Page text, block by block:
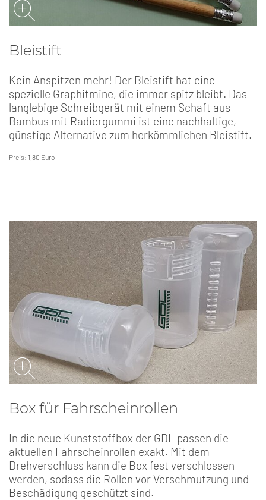
Bleistift
Kein Anspitzen mehr! Der Bleistift hat eine
spezielle Graphitmine, die immer spitz bleibt. Das
langlebige Schreibgerät mit einem Schaft aus
Bambus mit Radiergummi ist eine nachhaltige,
günstige Alternative zum herkömmlichen Bleistift.
Preis: 1,80 Euro
Box für Fahrscheinrollen
In die neue Kunststoffbox der GDL passen die
aktuellen Fahrscheinrollen exakt. Mit dem
Drehverschluss kann die Box fest verschlossen
werden, sodass die Rollen vor Verschmutzung und
Beschädigung geschützt sind.